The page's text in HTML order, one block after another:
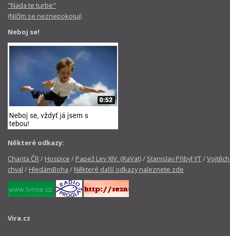
"Nada te turbe"
(Ničím se neznepokojuj)
Neboj se!
Některé odkazy:
Charita ČR/ Hospice / Papež Lev XIV. (RaVat)/ Stanislav Přibyl YT/
chval / HledámBoha / Některé další odkazy naleznete zde
Vira.cz